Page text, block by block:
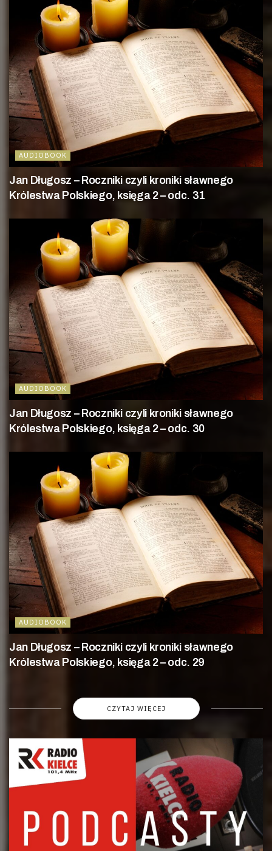
AUDIOBOOK
Jan Długosz – Roczniki czyli kroniki sławnego
Królestwa Polskiego, księga 2 – odc. 31
AUDIOBOOK
Jan Długosz – Roczniki czyli kroniki sławnego
Królestwa Polskiego, księga 2 – odc. 30
AUDIOBOOK
Jan Długosz – Roczniki czyli kroniki sławnego
Królestwa Polskiego, księga 2 – odc. 29
CZYTAJ WIĘCEJ